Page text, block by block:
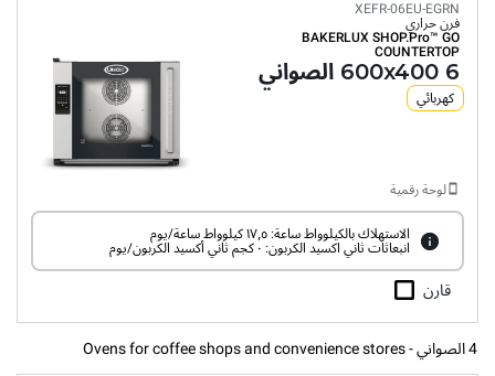
XEFR-06EU-EGRN
فرن حراري
BAKERLUX SHOP.Pro™ GO
COUNTERTOP
6 600x400 الصواني
كهربائي
لوحة رقمية
الاستهلاك بالكيلوواط ساعة: ١٧٫٥ كيلوواط ساعة/يوم
انبعاثات ثاني اكسيد الكربون: ٠ كجم ثاني أكسيد الكربون/يوم
قارن
4 الصواني - Ovens for coffee shops and convenience stores